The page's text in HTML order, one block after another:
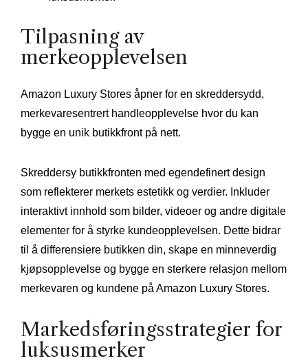
Tilpasning av
merkeopplevelsen
Amazon Luxury Stores åpner for en skreddersydd,
merkevaresentrert handleopplevelse hvor du kan
bygge en unik butikkfront på nett.
Skreddersy butikkfronten med egendefinert design
som reflekterer merkets estetikk og verdier. Inkluder
interaktivt innhold som bilder, videoer og andre digitale
elementer for å styrke kundeopplevelsen. Dette bidrar
til å differensiere butikken din, skape en minneverdig
kjøpsopplevelse og bygge en sterkere relasjon mellom
merkevaren og kundene på Amazon Luxury Stores.
Markedsføringsstrategier for
luksusmerker